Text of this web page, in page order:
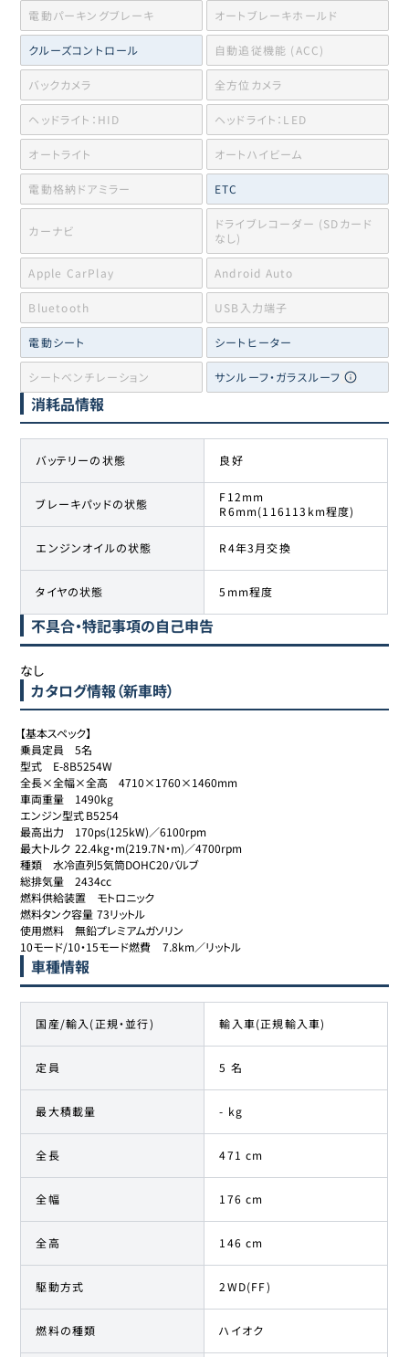
電動パーキングブレーキ オートブレーキホールド
クルーズコントロール 自動追従機能 (ACC)
バックカメラ 全方位カメラ
ヘッドライト：HID ヘッドライト：LED
オートライト オートハイビーム
電動格納ドアミラー ETC
カーナビ
ドライブレコーダー (SDカード
なし)
Apple CarPlay Android Auto
Bluetooth USB入力端子
電動シート シートヒーター
シートベンチレーション サンルーフ・ガラスルーフ
消耗品情報
バッテリーの状態 良好
ブレーキパッドの状態
F12mm
R6mm(116113km程度)
エンジンオイルの状態 R4年3月交換
タイヤの状態 5mm程度
不具合・特記事項の自己申告
なし
カタログ情報（新車時）
【基本スペック】
乗員定員	5名
型式	E-8B5254W
全長×全幅×全高	4710×1760×1460mm
車両重量	1490kg
エンジン型式	B5254
最高出力	170ps(125kW)／6100rpm
最大トルク	22.4kg・m(219.7N・m)／4700rpm
種類	水冷直列5気筒DOHC20バルブ
総排気量	2434cc
燃料供給装置	モトロニック
燃料タンク容量	73リットル
使用燃料	無鉛プレミアムガソリン
10モード/10・15モード燃費	7.8km／リットル
車種情報
国産/輸入(正規・並行) 輸入車(正規輸入車)
定員 5 名
最大積載量 - kg
全長 471 cm
全幅 176 cm
全高 146 cm
駆動方式 2WD(FF)
燃料の種類 ハイオク